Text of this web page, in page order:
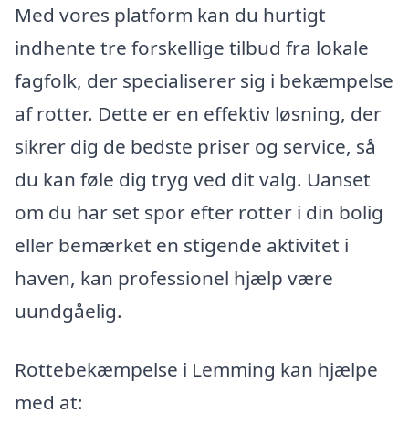
Med vores platform kan du hurtigt
indhente tre forskellige tilbud fra lokale
fagfolk, der specialiserer sig i bekæmpelse
af rotter. Dette er en effektiv løsning, der
sikrer dig de bedste priser og service, så
du kan føle dig tryg ved dit valg. Uanset
om du har set spor efter rotter i din bolig
eller bemærket en stigende aktivitet i
haven, kan professionel hjælp være
uundgåelig.
Rottebekæmpelse i Lemming kan hjælpe
med at: